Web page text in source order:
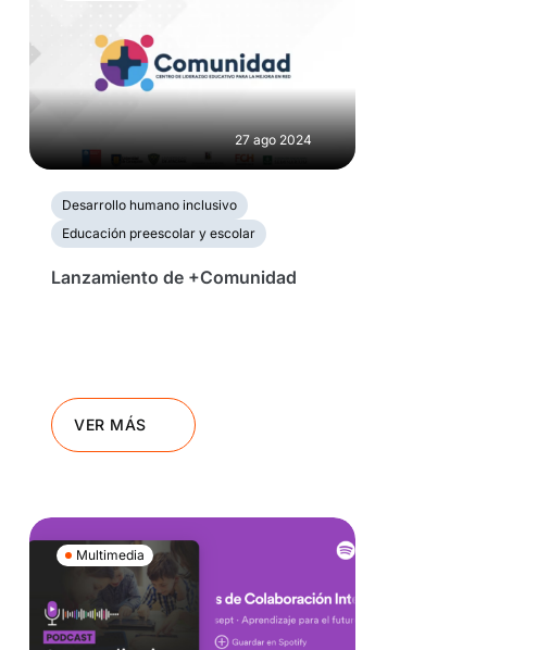
27 ago 2024
Desarrollo humano inclusivo
Educación preescolar y escolar
Lanzamiento de +Comunidad
VER MÁS
Multimedia